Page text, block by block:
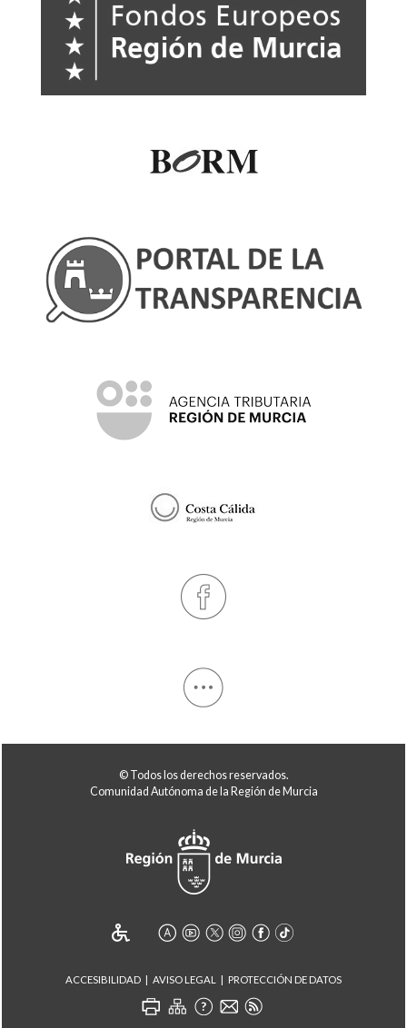
© Todos los derechos reservados.
Comunidad Autónoma de la Región de Murcia
ACCESIBILIDAD AVISO LEGAL PROTECCIÓN DE DATOS